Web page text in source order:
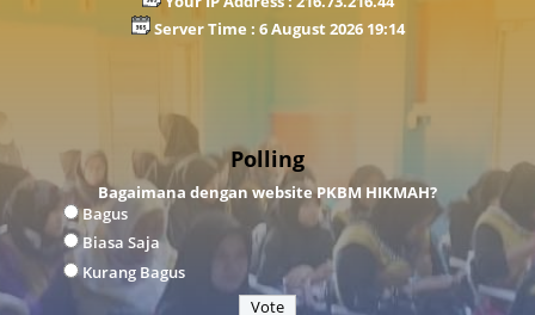
Server Time : 6 August 2026 19:14
Polling
Bagaimana dengan website PKBM HIKMAH?
Bagus
Biasa Saja
Kurang Bagus